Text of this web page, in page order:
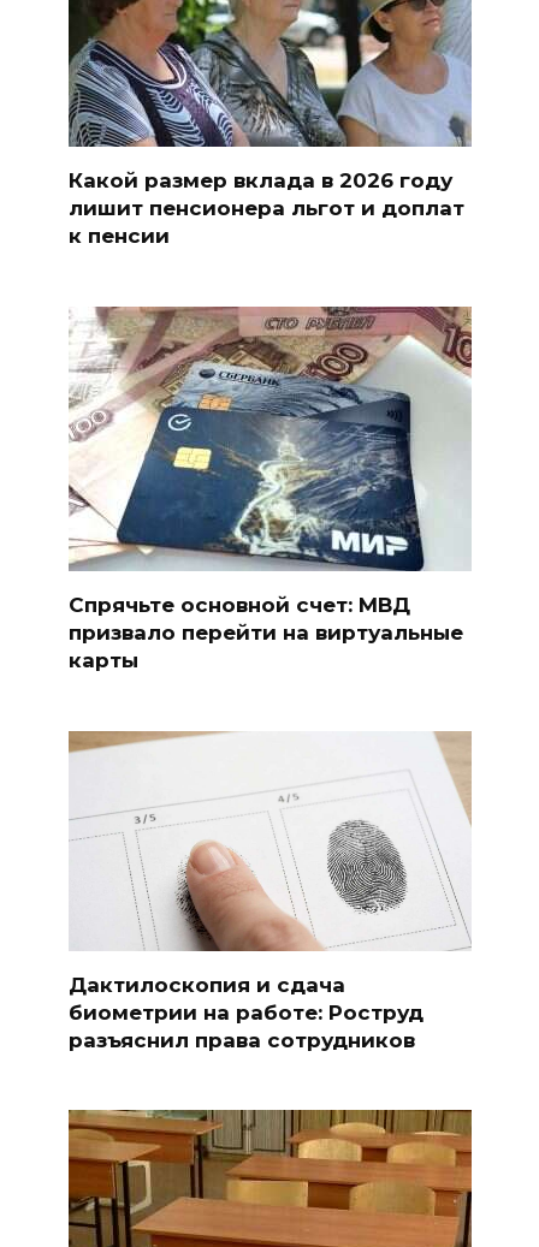
Какой размер вклада в 2026 году
лишит пенсионера льгот и доплат
к пенсии
Спрячьте основной счет: МВД
призвало перейти на виртуальные
карты
Дактилоскопия и сдача
биометрии на работе: Роструд
разъяснил права сотрудников